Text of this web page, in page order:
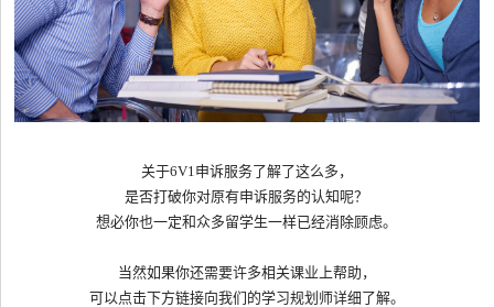
关于6V1申诉服务了解了这么多，
是否打破你对原有申诉服务的认知呢？
想必你也一定和众多留学生一样已经消除顾虑。
当然如果你还需要许多相关课业上帮助，
可以点击下方链接向我们的学习规划师详细了解。